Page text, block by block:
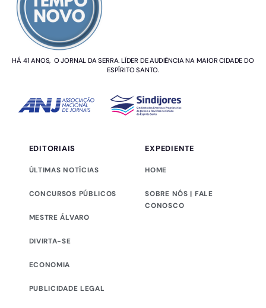
HÁ 41 ANOS, O JORNAL DA SERRA. LÍDER DE AUDIÊNCIA NA MAIOR CIDADE DO
ESPÍRITO SANTO.
EDITORIAIS
ÚLTIMAS NOTÍCIAS
CONCURSOS PÚBLICOS
MESTRE ÁLVARO
DIVIRTA-SE
ECONOMIA
PUBLICIDADE LEGAL
EXPEDIENTE
HOME
SOBRE NÓS | FALE
CONOSCO